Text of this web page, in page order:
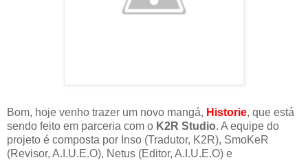
Bom, hoje venho trazer um novo mangá, Historie, que está
sendo feito em parceria com o K2R Studio. A equipe do
projeto é composta por Inso (Tradutor, K2R), SmoKeR
(Revisor, A.I.U.E.O), Netus (Editor, A.I.U.E.O) e